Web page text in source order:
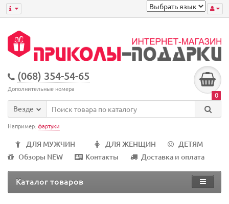
(068) 354-54-65
Дополнительные номера
0
Везде
Например: фартуки
ДЛЯ МУЖЧИН ДЛЯ ЖЕНЩИН
ДЕТЯМ
Обзоры NEW
Контакты Доставка и оплата
Каталог товаров